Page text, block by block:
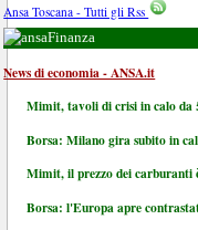
Ansa Toscana - Tutti gli Rss
Finanza
News di economia - ANSA.it
Mimit, tavoli di crisi in calo da
Borsa: Milano gira subito in
Mimit, il prezzo dei carburanti
Borsa: l'Europa apre